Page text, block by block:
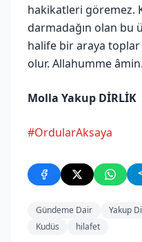
hakikatleri göremez.
darmadağın olan bu
halife bir araya
olur. Allahumme âmin.
Molla Yakup DİRLİK
#OrdularAksaya
Gündeme Dair Yakup
Kudüs
hilafet